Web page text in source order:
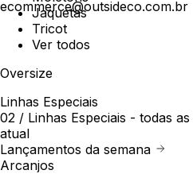
ecommerce@outsideco.com.br
Jaquetas
Tricot
Ver todos
Oversize
Linhas Especiais
02 / Linhas Especiais - todas
atual
Lançamentos da semana
Arcanjos